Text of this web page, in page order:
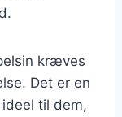
kræves
Det er en
til dem,